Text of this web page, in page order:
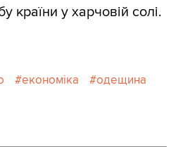
країни у харчовій солі.
економіка
одещина